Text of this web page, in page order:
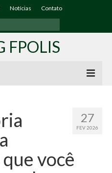
Notícias Contato
27
FEV 2026
você